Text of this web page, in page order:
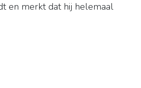
en merkt dat hij helemaal